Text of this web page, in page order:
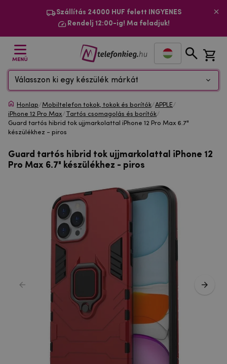
Szállítás 24000 HUF felett INGYENES
Rendelj 12:00-ig! Ma feladjuk!
MENÜ
Válasszon ki egy készülék márkát
Honlap/Mobiltelefon tokok, tokok és borítók/APPLE/
iPhone 12 Pro Max/Tartós csomagolás és borítók/
Guard tartós hibrid tok ujjmarkolattal iPhone 12 Pro Max 6.7"
készülékhez - piros
Guard tartós hibrid tok ujjmarkolattal iPhone 12
Pro Max 6.7" készülékhez - piros